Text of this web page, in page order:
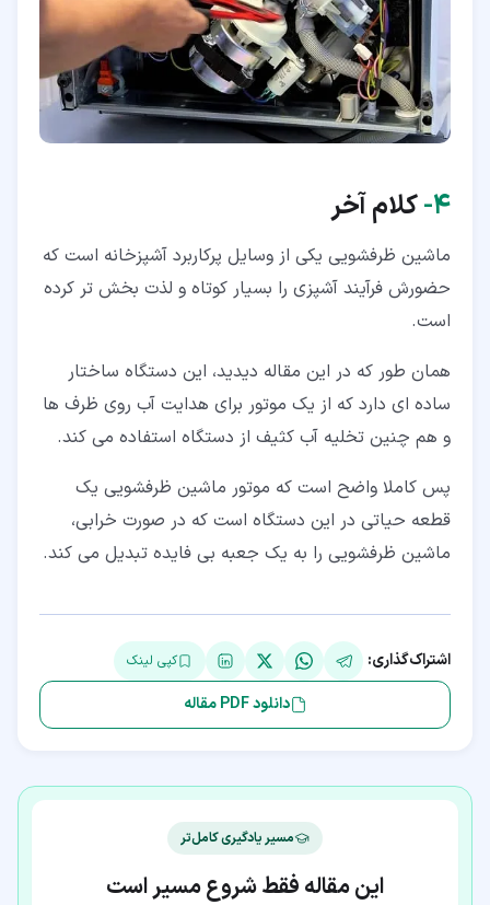
۴‏- کلام آخر
ماشین ظرفشویی یکی از وسایل پرکاربرد آشپزخانه است که
حضورش فرآیند آشپزی را بسیار کوتاه و لذت بخش تر کرده
است.
همان طور که در این مقاله دیدید، این دستگاه ساختار
ساده ای دارد که از یک موتور برای هدایت آب روی ظرف ها
و هم چنین تخلیه آب کثیف از دستگاه استفاده می کند.
پس کاملا واضح است که موتور ماشین ظرفشویی یک
قطعه حیاتی در این دستگاه است که در صورت خرابی،
ماشین ظرفشویی را به یک جعبه بی فایده تبدیل می کند.
اشتراک‌گذاری: کپی لینک
دانلود PDF مقاله
مسیر یادگیری کامل‌تر
این مقاله فقط شروع مسیر است